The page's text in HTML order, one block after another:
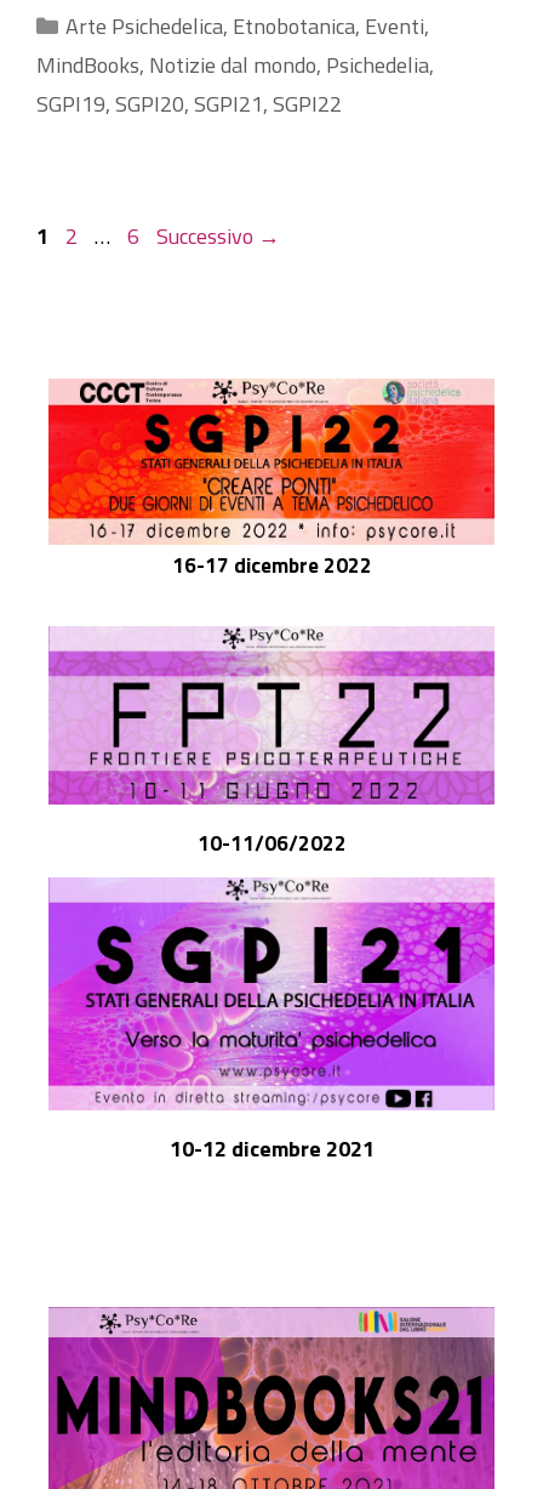
Categorie
Arte Psichedelica, Etnobotanica, Eventi,
MindBooks, Notizie dal mondo, Psichedelia,
SGPI19,SGPI20,SGPI21,SGPI22
Pagina
1 Pagina
2 … Pagina
6 Successivo →
16-17 dicembre 2022
10-11/06/2022
10-12 dicembre 2021